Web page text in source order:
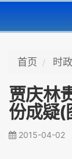
首页 时政
贾庆林
份成疑(
2015-04-02